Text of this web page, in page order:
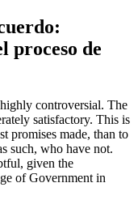
proceso de
controversial. The
satisfactory. This is
promises made, than to
such, who have not.
given the
of Government in